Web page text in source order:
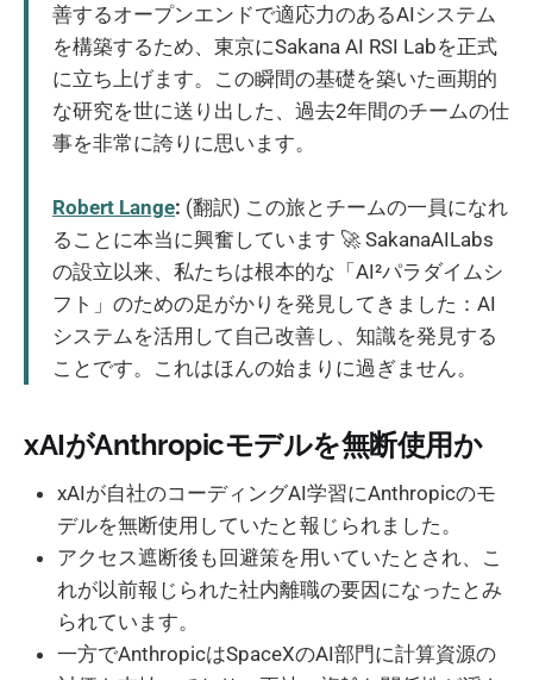
善するオープンエンドで適応力のあるAIシステム
を構築するため、東京にSakana AI RSI Labを正式
に立ち上げます。この瞬間の基礎を築いた画期的
な研究を世に送り出した、過去2年間のチームの仕
事を非常に誇りに思います。
Robert Lange: (翻訳) この旅とチームの一員になれ
ることに本当に興奮しています 🚀 SakanaAILabs
の設立以来、私たちは根本的な「AI²パラダイムシ
フト」のための足がかりを発見してきました：AI
システムを活用して自己改善し、知識を発見する
ことです。これはほんの始まりに過ぎません。
xAIがAnthropicモデルを無断使用か
xAIが自社のコーディングAI学習にAnthropicのモ
デルを無断使用していたと報じられました。
アクセス遮断後も回避策を用いていたとされ、こ
れが以前報じられた社内離職の要因になったとみ
られています。
一方でAnthropicはSpaceXのAI部門に計算資源の